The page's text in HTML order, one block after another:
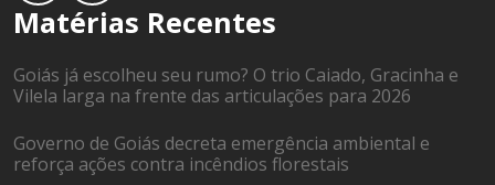
Matérias Recentes
Goiás já escolheu seu rumo? O trio Caiado, Gracinha e
Vilela larga na frente das articulações para 2026
Governo de Goiás decreta emergência ambiental e
reforça ações contra incêndios florestais